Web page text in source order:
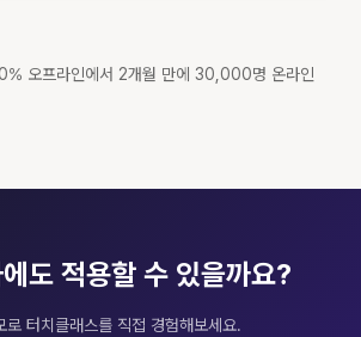
오프라인에서 2개월 만에 30,000명 온라인
도 적용할 수 있을까요?
로 터치클래스를 직접 경험해보세요.